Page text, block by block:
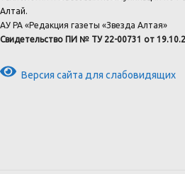
Алтай.
АУ РА «Редакция газеты «Звезда Алтая»
Свидетельство ПИ № ТУ 22-00731 от
Версия сайта для слабовидящих